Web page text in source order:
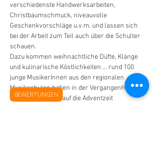
verschiedenste Handwerksarbeiten,
Christbaumschmuck, niveauvolle
Geschenkvorschläge u.v.m. und lassen sich
bei der Arbeit zum Teil auch über die Schulter
schauen.
Dazu kommen weihnachtliche Düfte, Klänge
und kulinarische Köstlichkeiten … rund 100
junge MusikerInnen aus den regionalen
Musikschulen haben in der Vergangenheit
stets musikalisch auf die Adventzeit
BEWERTUNGEN